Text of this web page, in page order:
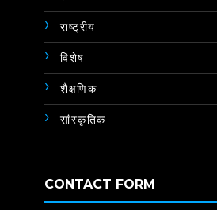
राष्ट्रीय
विशेष
शैक्षणिक
सांस्कृतिक
CONTACT FORM